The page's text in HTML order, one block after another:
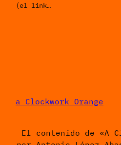
(el link…
a Clockwork Orange
El contenido de «A